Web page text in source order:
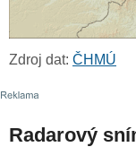
Zdroj dat: ČHMÚ
Radarový